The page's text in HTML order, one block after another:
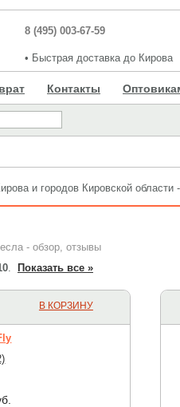
8 (495) 003-67-59
• Быстрая доставка до Кирова
Контакты
и городов Кировской
- обзор, отзывы
. Показать все »
В КОРЗИНУ